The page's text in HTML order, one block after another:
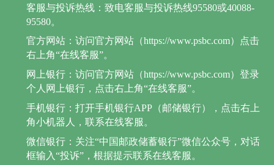
客服与投诉热线：致电客服与投诉热线95580或40088-
95580。
官方网站：访问官方网站（https://www.psbc.com）点击
右上角“在线客服”。
网上银行：访问官方网站（https://www.psbc.com）登录
个人网上银行，点击右上角“在线客服”。
手机银行：打开手机银行APP（邮储银行），点击右上
角小机器人，联系在线客服。
微信银行：关注“中国邮政储蓄银行”微信公众号，对话
框输入“投诉”，根据提示联系在线客服。